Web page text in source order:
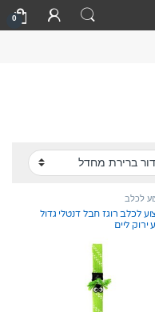
0
לכלב
לכלב רוגז חבל דנטלי גדול
ירוק ליים